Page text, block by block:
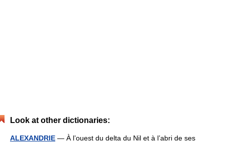
Look at other dictionaries:
ALEXANDRIE — À l’ouest du delta du Nil et à l’abri de ses